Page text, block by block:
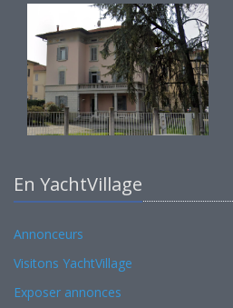
En YachtVillage
Annonceurs
Visitons YachtVillage
Exposer annonces